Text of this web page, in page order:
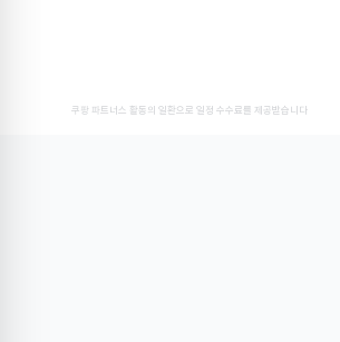
쿠팡 파트너스 활동의 일환으로 일정 수수료를 제공받습니다